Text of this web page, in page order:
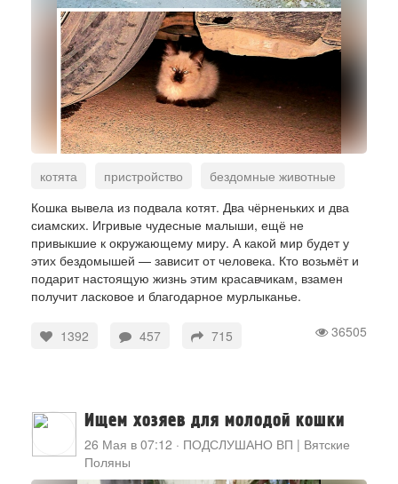
котята пристройство
бездомные животные
Кошка вывела из подвала котят. Два чёрненьких и два
сиамских. Игривые чудесные малыши, ещё не
привыкшие к окружающему миру. А какой мир будет у
этих бездомышей — зависит от человека. Кто возьмёт и
подарит настоящую жизнь этим красавчикам, взамен
получит ласковое и благодарное мурлыканье.
36505
1392 457 715
Ищем хозяев для молодой кошки
26 Мая в 07:12 · ПОДСЛУШАНО ВП | Вятские
Поляны